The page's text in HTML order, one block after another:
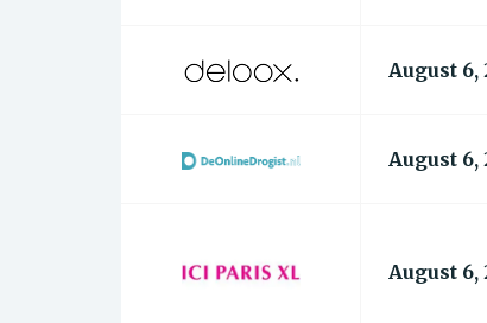
August 6,
August 6,
August 6,